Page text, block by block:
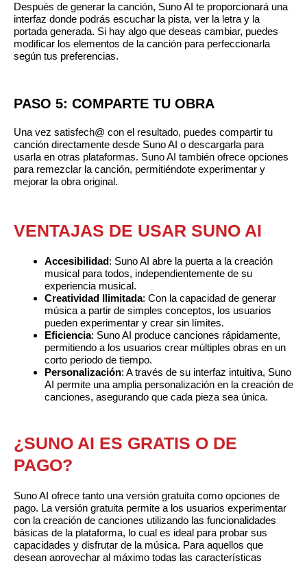
Después de generar la canción, Suno AI te proporcionará una
interfaz donde podrás escuchar la pista, ver la letra y la
portada generada. Si hay algo que deseas cambiar, puedes
modificar los elementos de la canción para perfeccionarla
según tus preferencias.
PASO 5: COMPARTE TU OBRA
Una vez satisfech@ con el resultado, puedes compartir tu
canción directamente desde Suno AI o descargarla para
usarla en otras plataformas. Suno AI también ofrece opciones
para remezclar la canción, permitiéndote experimentar y
mejorar la obra original.
VENTAJAS DE USAR SUNO AI
Accesibilidad: Suno AI abre la puerta a la creación
musical para todos, independientemente de su
experiencia musical.
Creatividad Ilimitada: Con la capacidad de generar
música a partir de simples conceptos, los usuarios
pueden experimentar y crear sin límites.
Eficiencia: Suno AI produce canciones rápidamente,
permitiendo a los usuarios crear múltiples obras en un
corto periodo de tiempo.
Personalización: A través de su interfaz intuitiva, Suno
AI permite una amplia personalización en la creación de
canciones, asegurando que cada pieza sea única.
¿SUNO AI ES GRATIS O DE
PAGO?
Suno AI ofrece tanto una versión gratuita como opciones de
pago. La versión gratuita permite a los usuarios experimentar
con la creación de canciones utilizando las funcionalidades
básicas de la plataforma, lo cual es ideal para probar sus
capacidades y disfrutar de la música. Para aquellos que
desean aprovechar al máximo todas las características